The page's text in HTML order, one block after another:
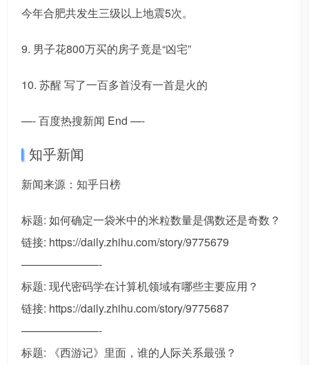
今年合肥共发生三级以上地震5次。
9. 男子花800万买的房子竟是“凶宅”
10. 苏醒 写了一百多首没有一首是火的
—- 百度热搜新闻 End —-
知乎新闻
新闻来源：知乎日榜
标题: 如何确定一袋米中的米粒数量是偶数还是奇数？
链接: https://daily.zhihu.com/story/9775679
———————-
标题: 现代密码学在计算机领域有哪些主要应用？
链接: https://daily.zhihu.com/story/9775687
———————-
标题: 《西游记》里面，谁的人际关系最强？